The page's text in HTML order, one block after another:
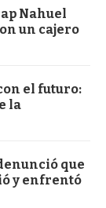
Nahuel
un cajero
el futuro:
la
que
y enfrentó